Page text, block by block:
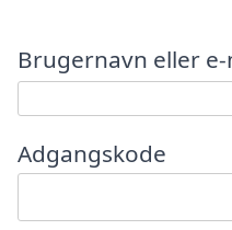
Brugernavn eller
Adgangskode